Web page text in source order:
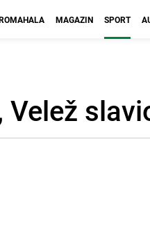
MAGAZIN SPORT